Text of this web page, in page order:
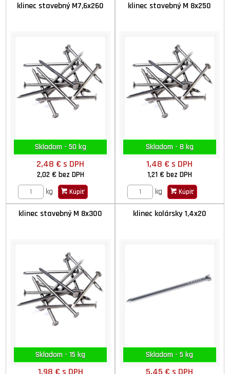
klinec stavebný M7,6x260
Skladom - 50 kg
2,48 €s DPH
2,02 € bez DPH
kg
Kúpiť
klinec stavebný M 8x250
Skladom - 8 kg
1,48 €s DPH
1,21 € bez DPH
kg
Kúpiť
klinec stavebný M 8x300
Skladom - 15 kg
klinec kolársky 1,4x20
Skladom - 5 kg